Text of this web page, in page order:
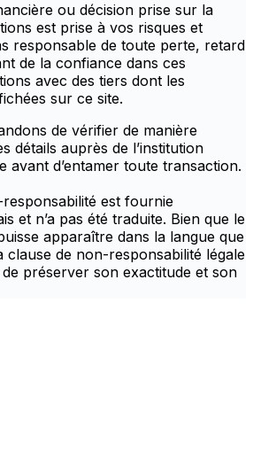
ou décision prise sur la
est prise à vos risques et
responsable de toute perte, retard
de la confiance dans ces
avec des tiers dont les
sur ce site.
de vérifier de manière
détails auprès de l’institution
avant d’entamer toute transaction.
est fournie
et n’a pas été traduite. Bien que le
apparaître dans la langue que
clause de non-responsabilité légale
préserver son exactitude et son